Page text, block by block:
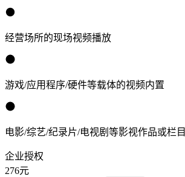
经营场所的现场视频播放
游戏/应用程序/硬件等载体的视频内置
电影/综艺/纪录片/电视剧等影视作品或栏目
企业授权
276元